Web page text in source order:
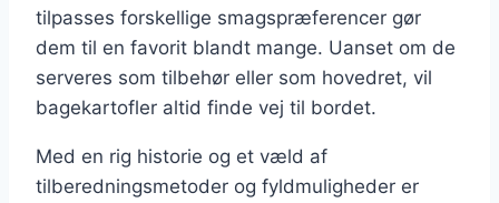
tilpasses forskellige smagspræferencer gør
dem til en favorit blandt mange. Uanset om de
serveres som tilbehør eller som hovedret, vil
bagekartofler altid finde vej til bordet.
Med en rig historie og et væld af
tilberedningsmetoder og fyldmuligheder er